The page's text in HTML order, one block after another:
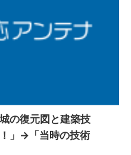
の復元図と建築技
」→「当時の技術